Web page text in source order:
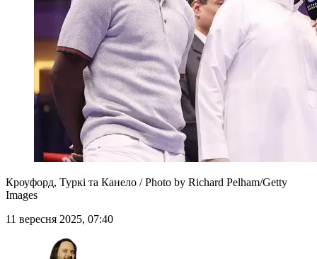
Кроуфорд, Туркі та Канело / Photo by Richard Pelham/Getty
Images
11 вересня 2025, 07:40